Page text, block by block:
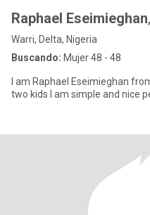
Raphael Eseimieghan
Warri, Delta, Nigeria
Buscando: Mujer 48 - 48
I am Raphael Eseimieghan
two kids I am simple and nice